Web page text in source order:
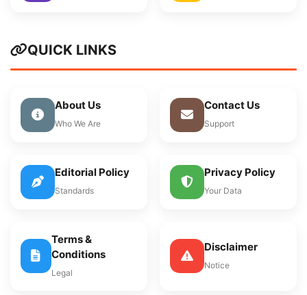
QUICK LINKS
About Us
Who We Are
Contact Us
Support
Editorial Policy
Standards
Privacy Policy
Your Data
Terms &
Conditions
Legal
Disclaimer
Notice